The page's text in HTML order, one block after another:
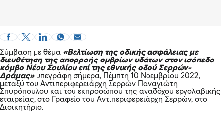
Σύμβαση με θέμα «Βελτίωση της οδικής ασφάλειας με
διευθέτηση της απορροής ομβρίων υδάτων στον ισόπεδο
κόμβο Νέου Σουλίου επί της εθνικής οδού Σερρών-
Δράμας» υπεγράφη σήμερα, Πέμπτη 10 Νοεμβρίου 2022,
μεταξύ του Αντιπεριφερειάρχη Σερρών Παναγιώτη
Σπυρόπουλου και του εκπροσώπου της αναδόχου εργολαβικής
εταιρείας, στο Γραφείο του Αντιπεριφερειάρχη Σερρών, στο
Διοικητήριο.